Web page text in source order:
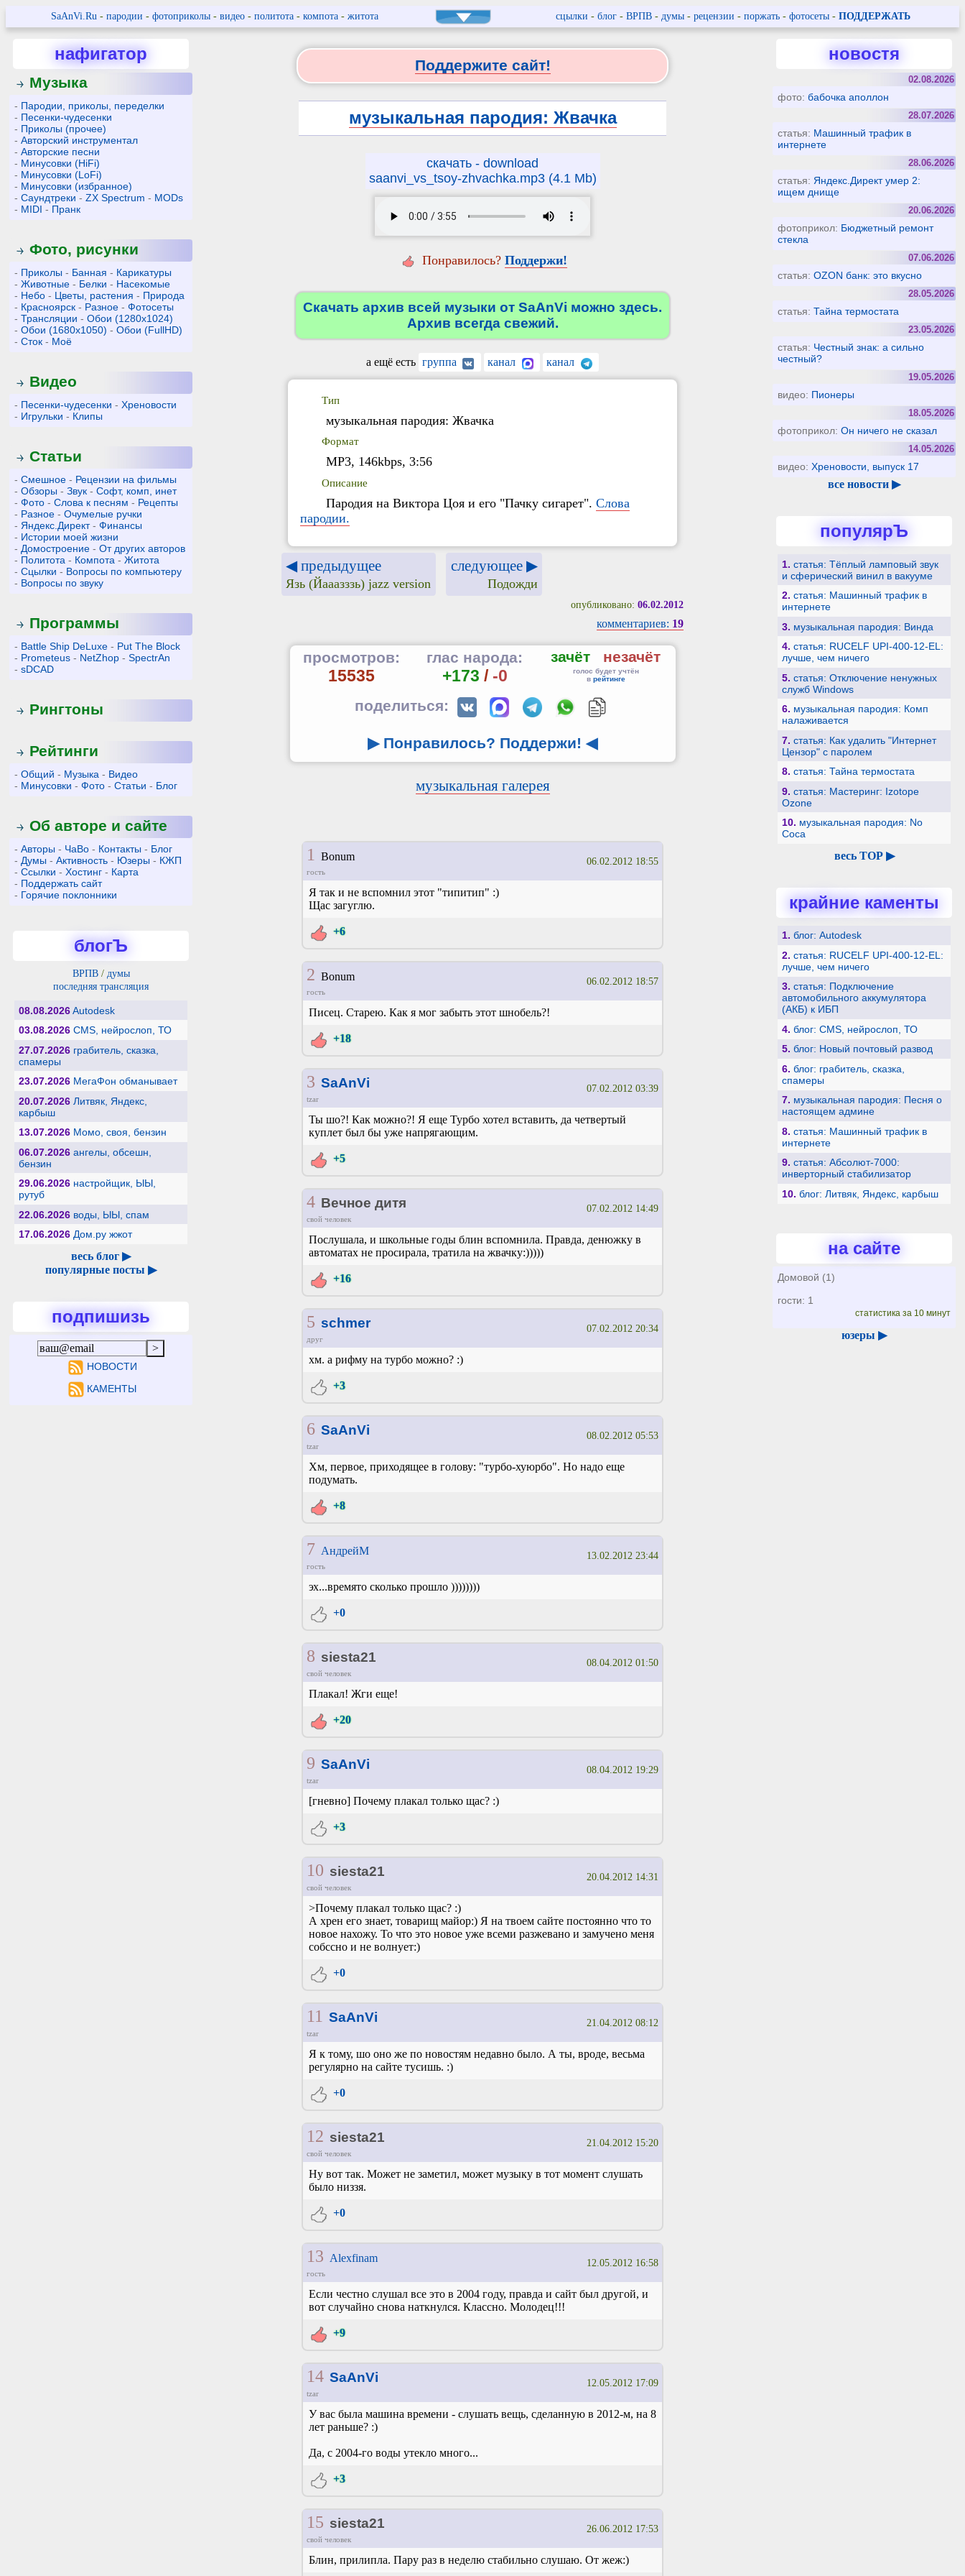
SaAnVi.Ru- пародии - фотоприколы- видео- политота- компота- житота сцылки - блог- ВРПВ- думы- рецензии - поржать- фотосеты - ПОДДЕРЖАТЬ
нафигатор
Музыка
- Пародии, приколы, переделки
- Песенки-чудесенки
- Приколы (прочее)
-Авторский инструментал
-Авторские песни
- Минусовки (HiFi)
- Минусовки (LoFi)
- Минусовки (избранное)
-Саундтреки -ZX Spectrum - MODs
- MIDI - Пранк
Фото, рисунки
- Приколы - Банная - Карикатуры
-Животные - Белки - Насекомые
- Небо - Цветы, растения - Природа
- Красноярск - Разное -Фотосеты
-Трансляции -Обои (1280x1024)
-Обои (1680x1050) -Обои (FullHD)
-Сток - Моё
Видео
- Песенки-чудесенки -Хреновости
- Игрульки - Клипы
Статьи
-Смешное - Рецензии на фильмы
-Обзоры -Звук -Софт, комп, инет
-Фото -Слова к песням - Рецепты
- Разное -Очумелые ручки
- Яндекс.Директ-Финансы
- Истории моей жизни
- Домостроение -От других авторов
- Политота - Компота -Житота
-Сцылки - Вопросы по компьютеру
- Вопросы по звуку
Программы
- Battle Ship DeLuxe - Put The Block
- Prometeus - NetZhop -SpectrAn
-sDCAD
Рингтоны
Рейтинги
-Общий - Музыка - Видео
- Минусовки -Фото -Статьи - Блог
Об авторе и сайте
-Авторы - ЧаВо - Контакты - Блог
- Думы -Активность - Юзеры - КЖП
-Ссылки -Хостинг - Карта
- Поддержать сайт
- Горячие поклонники
блогЪ
ВРПВ/ думы
последняя трансляция
08.08.2026Autodesk
03.08.2026 CMS, нейрослоп, ТО
27.07.2026 грабитель, сказка,
спамеры
23.07.2026 МегаФон обманывает
20.07.2026 Литвяк, Яндекс,
карбыш
13.07.2026 Момо, своя, бензин
06.07.2026 ангелы, обсешн,
бензин
29.06.2026 настройщик, ЫЫ,
рутуб
22.06.2026 воды, ЫЫ, спам
17.06.2026 Дом.ру жжот
весь блог ▶
популярные посты ▶
подпишизь
НОВОСТИ
КАМЕНТЫ
Поддержите сайт!
музыкальная пародия: Жвачка
скачать - download
saanvi_vs_tsoy-zhvachka.mp3 (4.1 Mb)
Понравилось? Поддержи!
Скачать архив всей музыки от SaAnVi можно здесь.
Архив всегда свежий.
а ещё есть группа канал канал
Тип
музыкальная пародия: Жвачка
Формат
MP3, 146kbps, 3:56
Описание
Пародия на Виктора Цоя и его "Пачку сигарет". Слова
пародии.
◀ предыдущее
Язь (Йааазззь) jazz version
следующее ▶
Подожди
опубликовано: 06.02.2012
комментариев: 19
просмотров:
15535
глас народа:
+173 / -0
зачёт незачёт
голос будет учтён
в рейтинге
поделиться:
▶ Понравилось? Поддержи! ◀
музыкальная галерея
1 Bonum
гость
06.02.2012 18:55
Я так и не вспомнил этот "типитип" :)
Щас загуглю.
+6
2 Bonum
гость
06.02.2012 18:57
Писец. Старею. Как я мог забыть этот шнобель?!
+18
3 SaAnVi
tzar
07.02.2012 03:39
Ты шо?! Как можно?! Я еще Турбо хотел вставить, да четвертый
куплет был бы уже напрягающим.
+5
4 Вечное дитя
свой человек
07.02.2012 14:49
Послушала, и школьные годы блин вспомнила. Правда, денюжку в
автоматах не просирала, тратила на жвачку:)))))
+16
5 schmer
друг
07.02.2012 20:34
хм. а рифму на турбо можно? :)
+3
6 SaAnVi
tzar
08.02.2012 05:53
Хм, первое, приходящее в голову: "турбо-хуюрбо". Но надо еще
подумать.
+8
7 АндрейМ
гость
13.02.2012 23:44
эх...времято сколько прошло ))))))))
+0
8 siesta21
свой человек
08.04.2012 01:50
Плакал! Жги еще!
+20
9 SaAnVi
tzar
08.04.2012 19:29
[гневно] Почему плакал только щас? :)
+3
10 siesta21
свой человек
20.04.2012 14:31
>Почему плакал только щас? :)
А хрен его знает, товарищ майор:) Я на твоем сайте постоянно что то
новое нахожу. То что это новое уже всеми разжевано и замучено меня
собссно и не волнует:)
+0
11 SaAnVi
tzar
21.04.2012 08:12
Я к тому, шо оно же по новостям недавно было. А ты, вроде, весьма
регулярно на сайте тусишь. :)
+0
12 siesta21
свой человек
21.04.2012 15:20
Ну вот так. Может не заметил, может музыку в тот момент слушать
было низзя.
+0
13 Alexfinam
гость
12.05.2012 16:58
Если честно слушал все это в 2004 году, правда и сайт был другой, и
вот случайно снова наткнулся. Классно. Молодец!!!
+9
14 SaAnVi
tzar
12.05.2012 17:09
У вас была машина времени - слушать вещь, сделанную в 2012-м, на 8
лет раньше? :)
Да, с 2004-го воды утекло много...
+3
15 siesta21
свой человек
26.06.2012 17:53
Блин, прилипла. Пару раз в неделю стабильно слушаю. От жеж:)
новостя
02.08.2026
фото:бабочка аполлон
28.07.2026
статья: Машинный трафик в
интернете
28.06.2026
статья: Яндекс.Директ умер 2:
ищем днище
20.06.2026
фотоприкол: Бюджетный ремонт
стекла
07.06.2026
статья:OZON банк: это вкусно
28.05.2026
статья:Тайна термостата
23.05.2026
статья: Честный знак: а сильно
честный?
19.05.2026
видео: Пионеры
18.05.2026
фотоприкол:Он ничего не сказал
14.05.2026
видео:Хреновости, выпуск 17
все новости ▶
популярЪ
1. статья: Тёплый ламповый звук
и сферический винил в вакууме
2. статья: Машинный трафик в
интернете
3. музыкальная пародия: Винда
4. статья: RUCELF UPI-400-12-EL:
лучше, чем ничего
5. статья: Отключение ненужных
служб Windows
6. музыкальная пародия: Комп
налаживается
7. статья: Как удалить "Интернет
Цензор" с паролем
8. статья: Тайна термостата
9. статья: Мастеринг: Izotope
Ozone
10. музыкальная пародия: No
Coca
весь TOP ▶
крайние каменты
1. блог: Autodesk
2. статья: RUCELF UPI-400-12-EL:
лучше, чем ничего
3. статья: Подключение
автомобильного аккумулятора
(АКБ) к ИБП
4. блог: CMS, нейрослоп, ТО
5. блог: Новый почтовый развод
6. блог: грабитель, сказка,
спамеры
7. музыкальная пародия: Песня о
настоящем админе
8. статья: Машинный трафик в
интернете
9. статья: Абсолют-7000:
инверторный стабилизатор
10. блог: Литвяк, Яндекс, карбыш
на сайте
Домовой (1)
гости: 1
статистика за 10 минут
юзеры ▶